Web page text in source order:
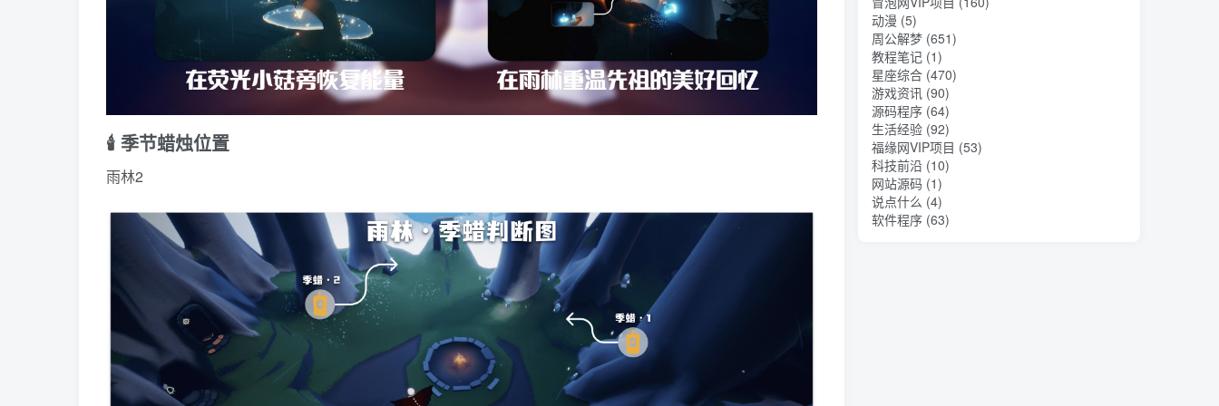
🕯️ 季节蜡烛位置
雨林2
动漫 (5)
周公解梦 (651)
教程笔记 (1)
星座综合 (470)
游戏资讯 (90)
源码程序 (64)
生活经验 (92)
福缘网VIP项目 (53)
科技前沿 (10)
网站源码 (1)
说点什么 (4)
软件程序 (63)